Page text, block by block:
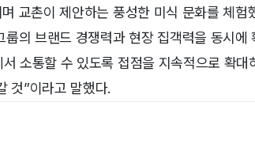
교촌이 제안하는 풍성한 미식 문화를 체험
의 브랜드 경쟁력과 현장 집객력을 동시에
소통할 수 있도록 접점을 지속적으로 확대
것”이라고 말했다.